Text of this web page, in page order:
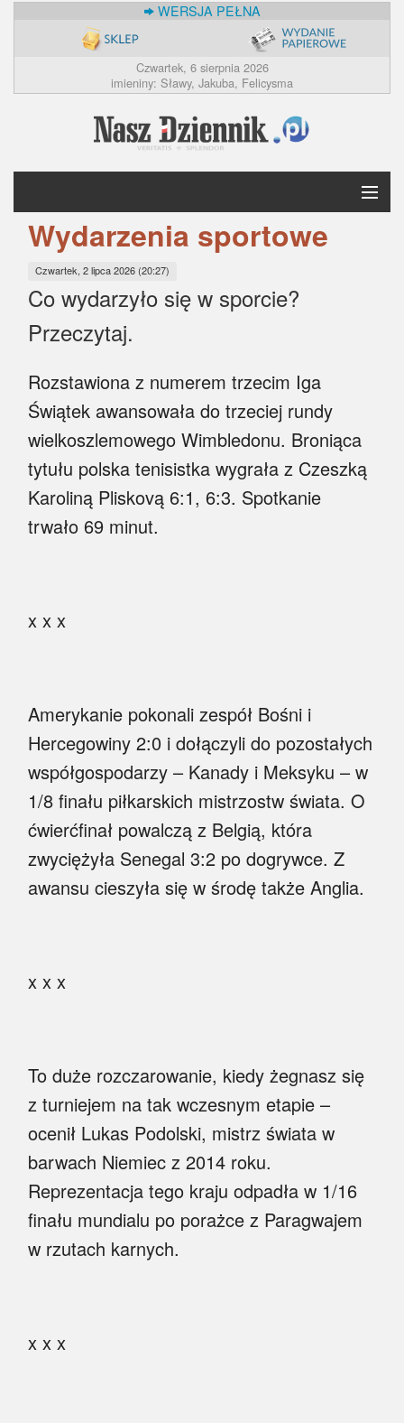
WERSJA PEŁNA
Czwartek, 6 sierpnia 2026
imieniny: Sławy, Jakuba, Felicysma
Krótko
Polska
Świat
Myśl
Sport
Wydarzenia sportowe
Czwartek, 2 lipca 2026 (20:27)
Co wydarzyło się w sporcie?
Przeczytaj.
Rozstawiona z numerem trzecim Iga
Świątek awansowała do trzeciej rundy
wielkoszlemowego Wimbledonu. Broniąca
tytułu polska tenisistka wygrała z Czeszką
Karoliną Pliskovą 6:1, 6:3. Spotkanie
trwało 69 minut.
x x x
Amerykanie pokonali zespół Bośni i
Hercegowiny 2:0 i dołączyli do pozostałych
współgospodarzy – Kanady i Meksyku – w
1/8 finału piłkarskich mistrzostw świata. O
ćwierćfinał powalczą z Belgią, która
zwyciężyła Senegal 3:2 po dogrywce. Z
awansu cieszyła się w środę także Anglia.
x x x
To duże rozczarowanie, kiedy żegnasz się
z turniejem na tak wczesnym etapie –
ocenił Lukas Podolski, mistrz świata w
barwach Niemiec z 2014 roku.
Reprezentacja tego kraju odpadła w 1/16
finału mundialu po porażce z Paragwajem
w rzutach karnych.
x x x